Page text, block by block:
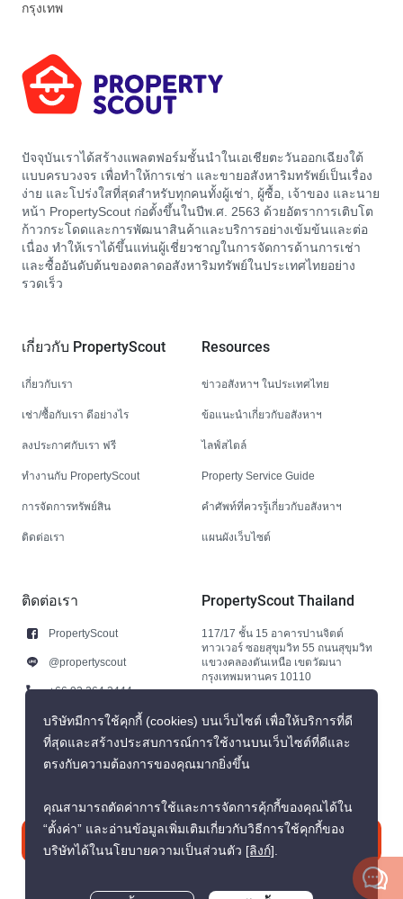
กรุงเทพ
ปัจจุบันเราได้สร้างแพลตฟอร์มชั้นนำในเอเชียตะวันออกเฉียงใต้
แบบครบวงจร เพื่อทำให้การเช่า และขายอสังหาริมทรัพย์เป็นเรื่อง
ง่าย และโปร่งใสที่สุดสำหรับทุกคนทั้งผู้เช่า, ผู้ซื้อ, เจ้าของ และนาย
หน้า PropertyScout ก่อตั้งขึ้นในปีพ.ศ. 2563 ด้วยอัตราการเติบโต
ก้าวกระโดดและการพัฒนาสินค้าและบริการอย่างเข้มข้นและต่อ
เนื่อง ทำให้เราได้ขึ้นแท่นผู้เชี่ยวชาญในการจัดการด้านการเช่า
และซื้ออันดับต้นของตลาดอสังหาริมทรัพย์ในประเทศไทยอย่าง
รวดเร็ว
เกี่ยวกับ PropertyScout
เกี่ยวกับเรา
เช่า/ซื้อกับเรา ดีอย่างไร
ลงประกาศกับเรา ฟรี
ทำงานกับ PropertyScout
การจัดการทรัพย์สิน
ติดต่อเรา
Resources
ข่าวอสังหาฯ ในประเทศไทย
ข้อแนะนำเกี่ยวกับอสังหาฯ
ไลฟ์สไตล์
Property Service Guide
คำศัพท์ที่ควรรู้เกี่ยวกับอสังหาฯ
แผนผังเว็บไซต์
ติดต่อเรา
PropertyScout
@propertyscout
+66 92 264 3444
+66 92 264 3444
contact@propertyscout.co.th
PropertyScout Thailand
117/17 ชั้น 15 อาคารปานจิตต์
ทาวเวอร์ ซอยสุขุมวิท 55 ถนนสุขุมวิท
แขวงคลองตันเหนือ เขตวัฒนา
กรุงเทพมหานคร 10110
ติดต่อเรา
บริษัทมีการใช้คุกกี้ (cookies) บนเว็บไซต์ เพื่อให้บริการที่ดี
ที่สุดและสร้างประสบการณ์การใช้งานบนเว็บไซต์ที่ดีและ
ตรงกับความต้องการของคุณมากยิ่งขึ้น
คุณสามารถตัดค่าการใช้และการจัดการคุ้กกี้ของคุณได้ใน
“ตั้งค่า” และอ่านข้อมูลเพิ่มเติมเกี่ยวกับวิธีการใช้คุกกี้ของ
บริษัทได้ในนโยบายความเป็นส่วนตัว [ลิงก์].